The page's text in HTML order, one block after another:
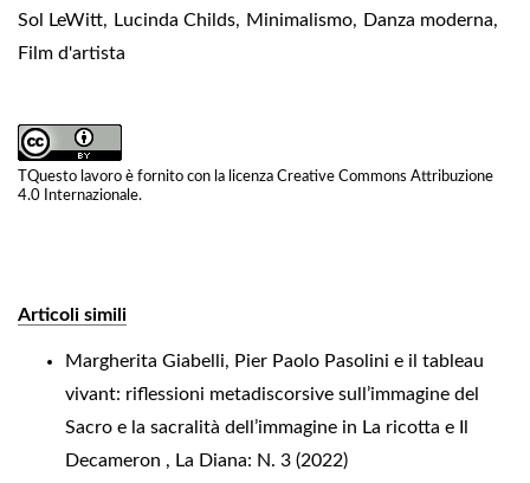
Sol LeWitt, Lucinda Childs, Minimalismo, Danza moderna,
Film d'artista
TQuesto lavoro è fornito con la licenza Creative Commons Attribuzione
4.0 Internazionale.
Articoli simili
Margherita Giabelli, Pier Paolo Pasolini e il tableau
vivant: riflessioni metadiscorsive sull’immagine del
Sacro e la sacralità dell’immagine in La ricotta e Il
Decameron , La Diana: N. 3 (2022)